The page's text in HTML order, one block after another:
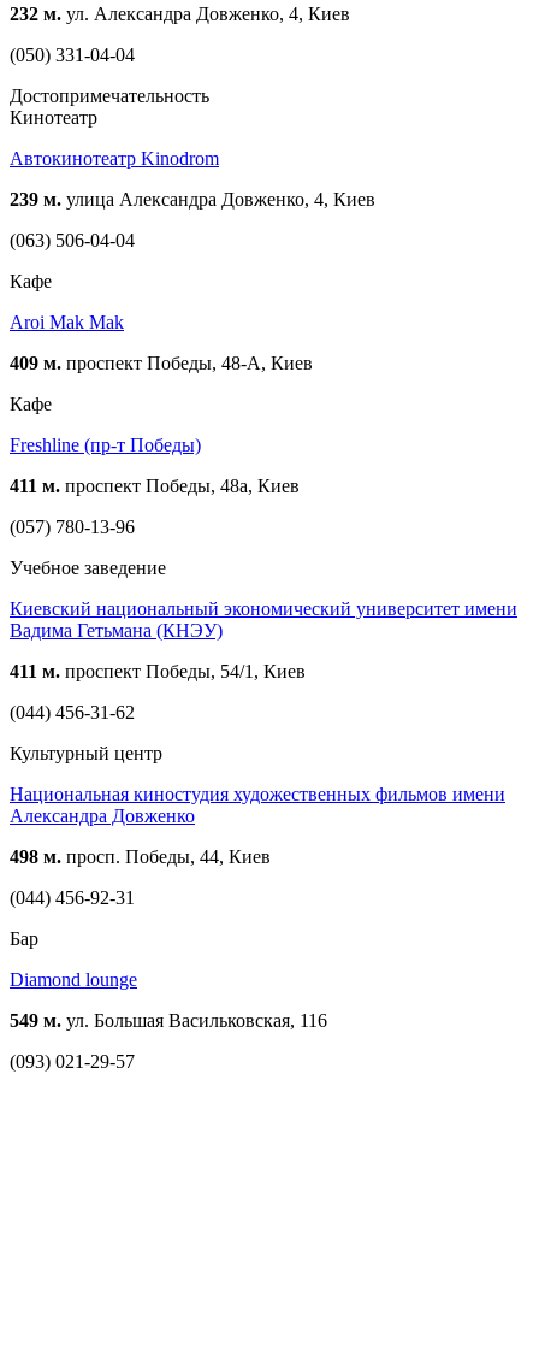
232 м. ул. Александра Довженко, 4, Киев
(050) 331-04-04
Достопримечательность
Кинотеатр
Автокинотеатр Kinodrom
239 м. улица Александра Довженко, 4, Киев
(063) 506-04-04
Кафе
Aroi Mak Mak
409 м. проспект Победы, 48-А, Киев
Кафе
Freshline (пр-т Победы)
411 м. проспект Победы, 48а, Киев
(057) 780-13-96
Учебное заведение
Киевский национальный экономический университет имени
Вадима Гетьмана (КНЭУ)
411 м. проспект Победы, 54/1, Киев
(044) 456-31-62
Культурный центр
Национальная киностудия художественных фильмов имени
Александра Довженко
498 м. просп. Победы, 44, Киев
(044) 456-92-31
Бар
Diamond lounge
549 м. ул. Большая Васильковская, 116
(093) 021-29-57